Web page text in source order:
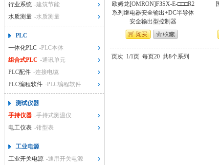
欧姆龙[OMRON]F3SX-E-□□□R2
系列继电器安全输出+DC半导体
安全输出型控制器
页次 1/1页 每页20 共8个系列
行业系统 -建筑节能
水质测量 -水质测量
PLC
一体化PLC -PLC本体
组合式PLC -通讯单元
PLC配件 -连接电缆
PLC编程软件 -PLC编程软件
测试仪器
手持仪器 -手持式测温仪
电工仪表 -钳型表
工业电源
工业开关电源 -通用开关电源